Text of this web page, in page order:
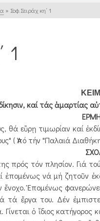
» Σοφ.Σειράχ κη΄ 1
1
καί τάς ἁμαρτίας
θά εὕρῃ τιμωρίαν καί
( Ἀπό τήν "Παλαιά
πρός τόν πλησίον. Γιά
νά μή ζητοῦν
ἔνοχο. Ἑπομένως
τά ἔργα του. Δέν
ὀ ἴδιος